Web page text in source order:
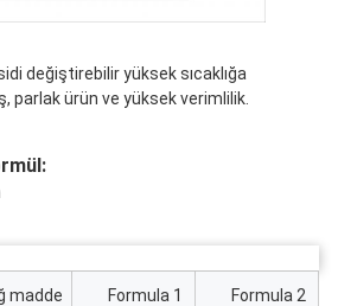
değiştirebilir yüksek sıcaklığa
parlak ürün ve yüksek verimlilik.
madde Formula 1 Formula 2